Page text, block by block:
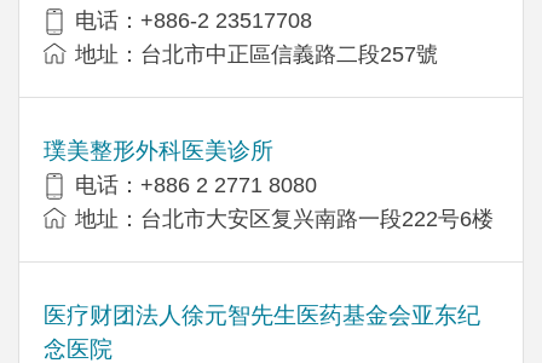
电话：+886-2 23517708
地址：台北市中正區信義路二段257號
璞美整形外科医美诊所
电话：+886 2 2771 8080
地址：台北市大安区复兴南路一段222号6楼
医疗财团法人徐元智先生医药基金会亚东纪
念医院